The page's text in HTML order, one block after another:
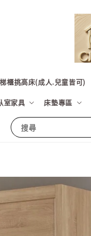
搜尋
櫃挑高床(成人.兒童皆可)
室家具 床墊專區